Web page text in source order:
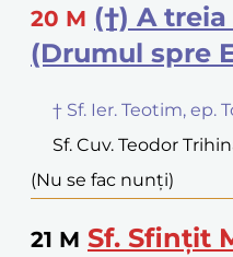
20 M (†) A
(Drumul spre
† Sf. Ier. Teotim, ep.
Sf. Cuv. Teodor
(Nu se fac nunți)
21 M Sf. Sfințit